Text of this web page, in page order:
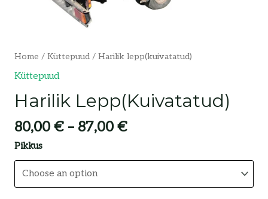
Home / Küttepuud/ Harilik lepp(kuivatatud)
Küttepuud
Harilik Lepp(kuivatatud)
80,00 €– 87,00 €
Pikkus